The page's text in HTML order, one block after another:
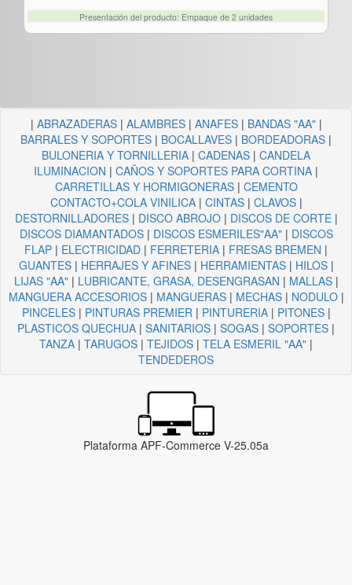
Presentación del producto: Empaque de 2 unidades
| ABRAZADERAS| ALAMBRES| ANAFES| BANDAS "AA"|
BARRALES Y SOPORTES | BOCALLAVES | BORDEADORAS |
BULONERIA Y TORNILLERIA | CADENAS | CANDELA
ILUMINACION | CAÑOS Y SOPORTES PARA CORTINA |
CARRETILLAS Y HORMIGONERAS| CEMENTO
CONTACTO+COLA VINILICA| CINTAS| CLAVOS|
DESTORNILLADORES| DISCO ABROJO| DISCOS DE CORTE|
DISCOS DIAMANTADOS| DISCOS ESMERILES"AA"| DISCOS
FLAP | ELECTRICIDAD | FERRETERIA | FRESAS BREMEN |
GUANTES| HERRAJES Y AFINES| HERRAMIENTAS| HILOS|
LIJAS "AA"| LUBRICANTE, GRASA, DESENGRASAN | MALLAS|
MANGUERA ACCESORIOS| MANGUERAS| MECHAS| NODULO|
PINCELES| PINTURAS PREMIER | PINTURERIA| PITONES|
PLASTICOS QUECHUA | SANITARIOS | SOGAS | SOPORTES |
TANZA | TARUGOS | TEJIDOS | TELA ESMERIL "AA" |
TENDEDEROS
Plataforma APF-Commerce V-25.05a